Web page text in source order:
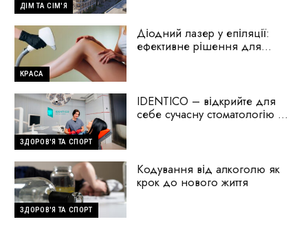
ДІМ ТА СІМ'Я
КРАСА
Діодний лазер у епіляції:
ефективне рішення для
ЗДОРОВ'Я ТА СПОРТ
IDENTICO – відкрийте для
себе сучасну стоматологію на
ЗДОРОВ'Я ТА СПОРТ
Кодування від алкоголю як
крок до нового життя